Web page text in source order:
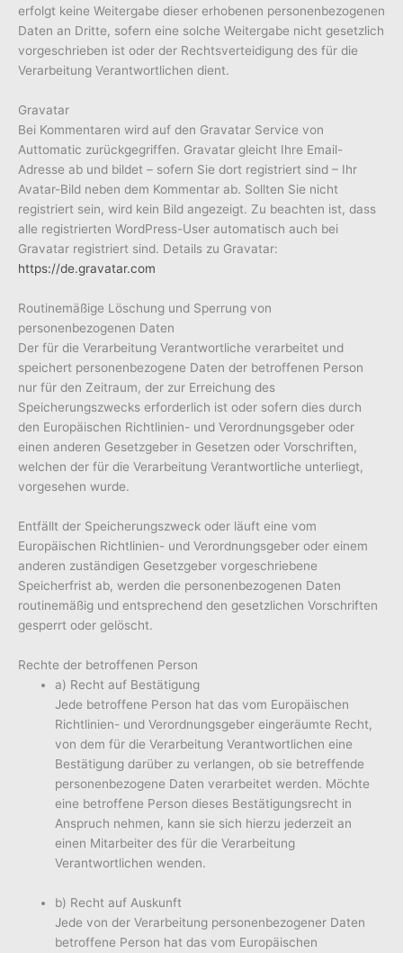
erfolgt keine Weitergabe dieser erhobenen personenbezogenen
Daten an Dritte, sofern eine solche Weitergabe nicht gesetzlich
vorgeschrieben ist oder der Rechtsverteidigung des für die
Verarbeitung Verantwortlichen dient.
Gravatar
Bei Kommentaren wird auf den Gravatar Service von
Auttomatic zurückgegriffen. Gravatar gleicht Ihre Email-
Adresse ab und bildet – sofern Sie dort registriert sind – Ihr
Avatar-Bild neben dem Kommentar ab. Sollten Sie nicht
registriert sein, wird kein Bild angezeigt. Zu beachten ist, dass
alle registrierten WordPress-User automatisch auch bei
Gravatar registriert sind. Details zu Gravatar:
https://de.gravatar.com
Routinemäßige Löschung und Sperrung von
personenbezogenen Daten
Der für die Verarbeitung Verantwortliche verarbeitet und
speichert personenbezogene Daten der betroffenen Person
nur für den Zeitraum, der zur Erreichung des
Speicherungszwecks erforderlich ist oder sofern dies durch
den Europäischen Richtlinien- und Verordnungsgeber oder
einen anderen Gesetzgeber in Gesetzen oder Vorschriften,
welchen der für die Verarbeitung Verantwortliche unterliegt,
vorgesehen wurde.
Entfällt der Speicherungszweck oder läuft eine vom
Europäischen Richtlinien- und Verordnungsgeber oder einem
anderen zuständigen Gesetzgeber vorgeschriebene
Speicherfrist ab, werden die personenbezogenen Daten
routinemäßig und entsprechend den gesetzlichen Vorschriften
gesperrt oder gelöscht.
Rechte der betroffenen Person
a) Recht auf Bestätigung
Jede betroffene Person hat das vom Europäischen
Richtlinien- und Verordnungsgeber eingeräumte Recht,
von dem für die Verarbeitung Verantwortlichen eine
Bestätigung darüber zu verlangen, ob sie betreffende
personenbezogene Daten verarbeitet werden. Möchte
eine betroffene Person dieses Bestätigungsrecht in
Anspruch nehmen, kann sie sich hierzu jederzeit an
einen Mitarbeiter des für die Verarbeitung
Verantwortlichen wenden.
b) Recht auf Auskunft
Jede von der Verarbeitung personenbezogener Daten
betroffene Person hat das vom Europäischen